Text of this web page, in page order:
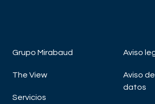
Grupo Mirabaud
The View
Servicios
Aviso
Aviso
datos